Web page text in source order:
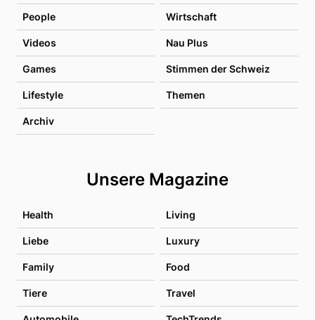
People Wirtschaft
Videos Nau Plus
Games Stimmen der Schweiz
Lifestyle Themen
Archiv
Unsere Magazine
Health Living
Liebe Luxury
Family Food
Tiere Travel